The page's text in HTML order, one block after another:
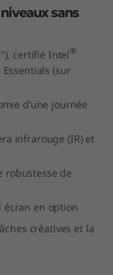
sans
certifié Intel®
Essentials (sur
d’une journée
infrarouge (IR) et
robustesse de
écran en option
créatives et la